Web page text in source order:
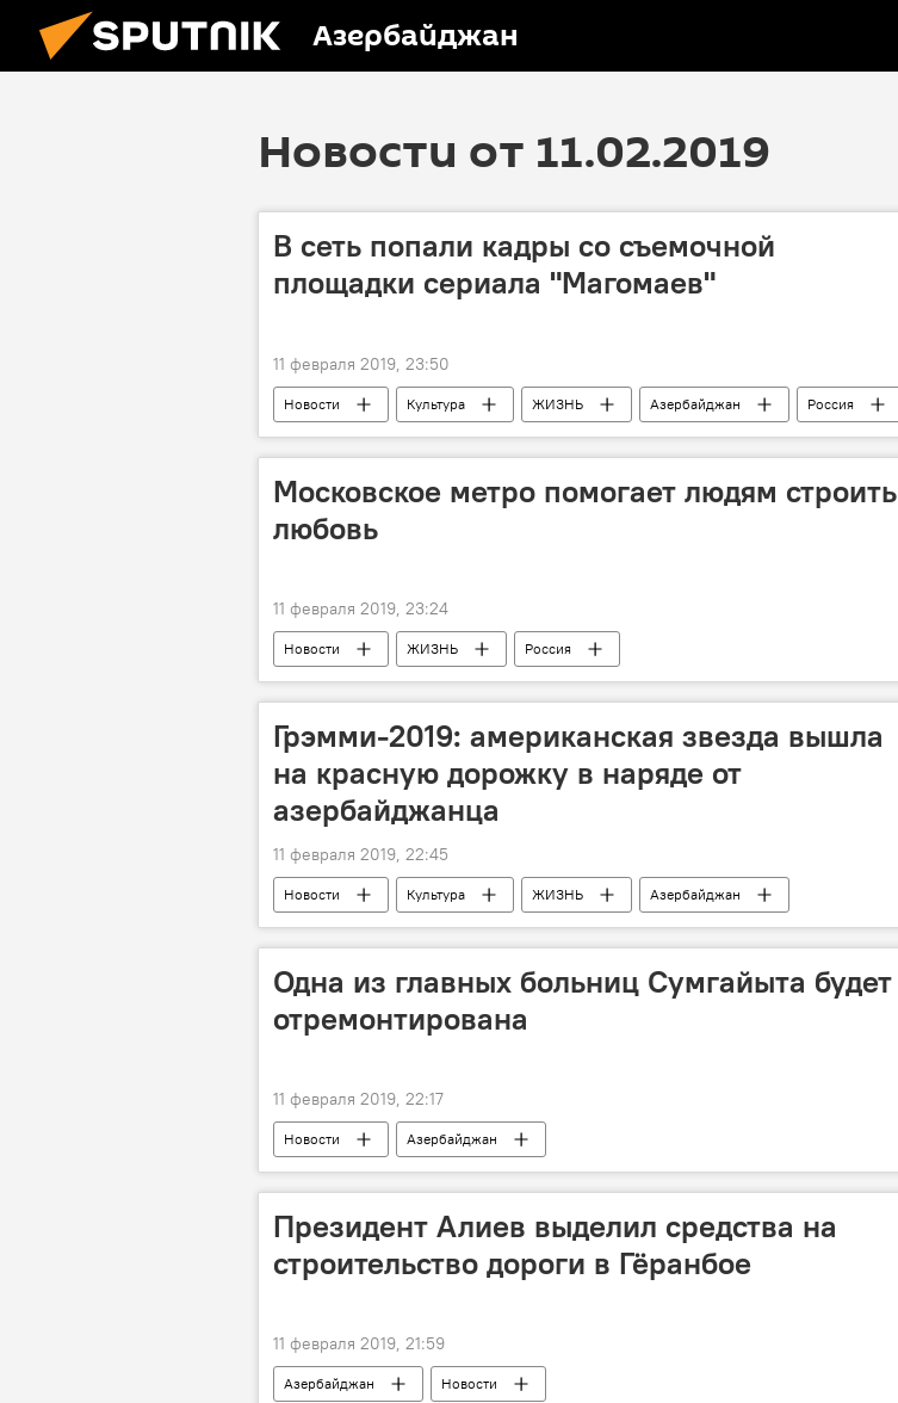
Азербайджан
Новости от 11.02.2019
В сеть попали кадры со съемочной
площадки сериала "Магомаев"
11 февраля 2019, 23:50
Новости Культура ЖИЗНЬ Азербайджан
Россия
За кулисами и в свете софитов
Московское метро помогает людям строить
любовь
11 февраля 2019, 23:24
Новости ЖИЗНЬ Россия
Грэмми-2019: американская звезда вышла
на красную дорожку в наряде от
азербайджанца
11 февраля 2019, 22:45
Новости Культура ЖИЗНЬ
Азербайджан
За кулисами и в свете софитов
Одна из главных больниц Сумгайыта будет
отремонтирована
11 февраля 2019, 22:17
Новости Азербайджан
Президент Алиев выделил средства на
строительство дороги в Гёранбое
11 февраля 2019, 21:59
Азербайджан Новости